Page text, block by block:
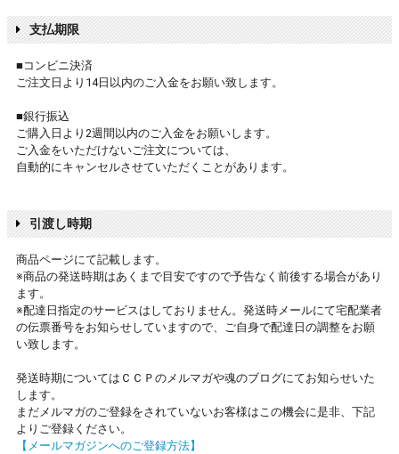
支払期限
■コンビニ決済
ご注文日より14日以内のご入金をお願い致します。
■銀行振込
ご購入日より2週間以内のご入金をお願いします。
ご入金をいただけないご注文については、
自動的にキャンセルさせていただくことがあります。
引渡し時期
商品ページにて記載します。
※商品の発送時期はあくまで目安ですので予告なく前後する場合があり
ます。
※配達日指定のサービスはしておりません。発送時メールにて宅配業者
の伝票番号をお知らせしていますので、ご自身で配達日の調整をお願
い致します。
発送時期についてはＣＣＰのメルマガや魂のブログにてお知らせいた
します。
まだメルマガのご登録をされていないお客様はこの機会に是非、下記
よりご登録ください。
【メールマガジンへのご登録方法】